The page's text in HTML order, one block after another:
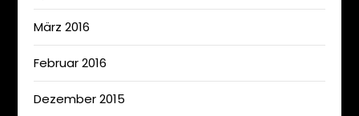
März 2016
Februar 2016
Dezember 2015